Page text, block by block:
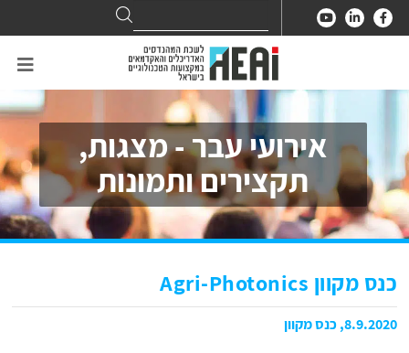
for:
Search
אירועי עבר - מצגות,
תקצירים ותמונות
כנס מקוון Agri-Photonics
8.9.2020, כנס מקוון